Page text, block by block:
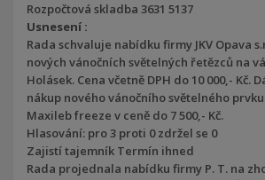
Rozpočtová skladba 3631 5137
Usnesení :
Rada schvaluje nabídku firmy JKV Opava
nových vánočních světelných řetězců na
Holásek. Cena včetně DPH do 10 000,- Kč.
nákup nového vánočního světelného
Maxileb freeze v ceně do 7 500,- Kč.
Hlasování: pro 3 proti 0 zdržel se 0
Zajistí tajemník Termín ihned
Rada projednala nabídku firmy P. T. na